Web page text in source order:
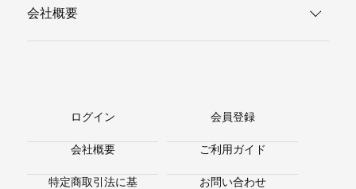
会社概要
ログイン 会員登録
会社概要 ご利用ガイド
特定商取引法に基
お問い合わせ